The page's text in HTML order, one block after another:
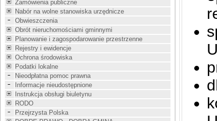
Zamówienia publiczne
Nabór na wolne stanowiska urzędnicze
Obwieszczenia
Obrót nieruchomościami gminnymi
Planowanie i zagospodarowanie przestrzenne
Rejestry i ewidencje
Ochrona środowiska
Podatki lokalne
Nieodpłatna pomoc prawna
Informacje nieudostępnione
Instrukcja obsługi biuletynu
RODO
Przejrzysta Polska